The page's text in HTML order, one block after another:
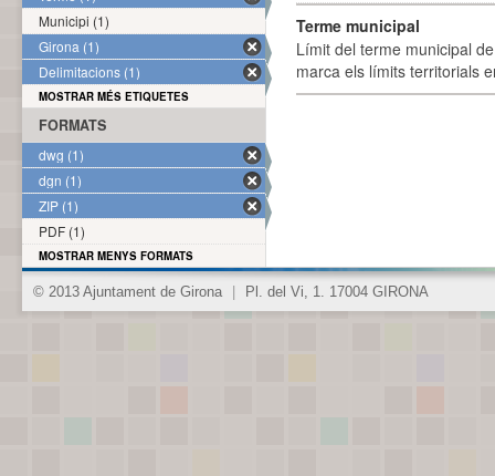
Terme municipal
Límit del terme municipal
marca els límits territorials
Municipi (1)
Girona (1)
Delimitacions (1)
MOSTRAR MÉS ETIQUETES
FORMATS
dwg (1)
dgn (1)
ZIP (1)
PDF (1)
MOSTRAR MENYS FORMATS
© 2013 Ajuntament de Girona Pl. del Vi, 1. 17004 GIRONA